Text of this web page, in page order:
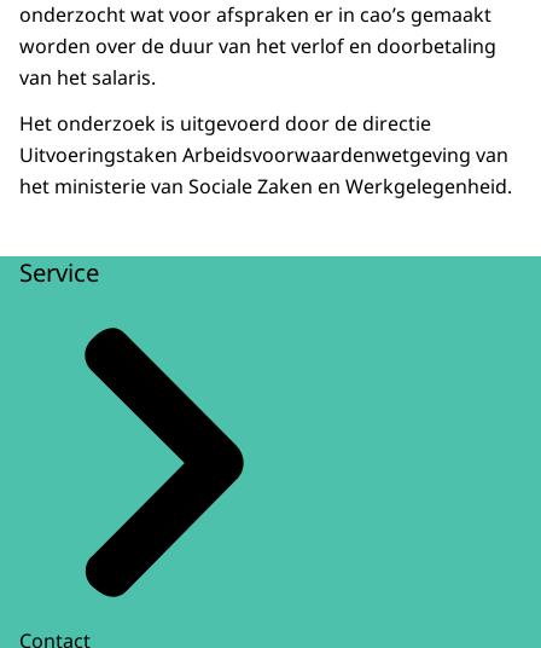
onderzocht wat voor afspraken er in cao’s gemaakt
worden over de duur van het verlof en doorbetaling
van het salaris.
Het onderzoek is uitgevoerd door de directie
Uitvoeringstaken Arbeidsvoorwaardenwetgeving van
het ministerie van Sociale Zaken en Werkgelegenheid.
Service
Contact